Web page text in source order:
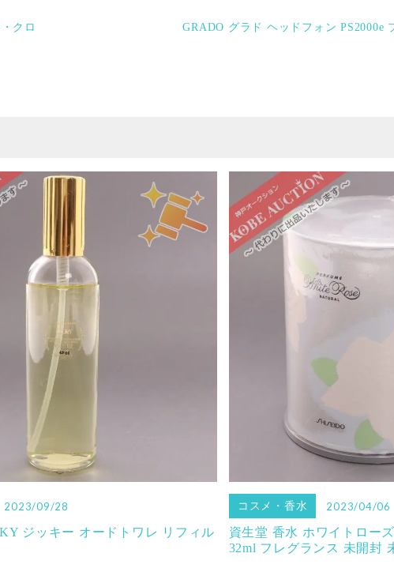
クロ
GRADO グラド ヘッドフォン PS2000e
2023/09/28
ジッキー オードトワレ リフィル
コスメ・香水 2023/04/06
資生堂 香水 ホワイトロー
32ml フレグランス 未開封